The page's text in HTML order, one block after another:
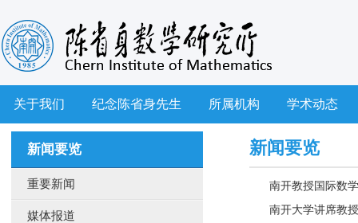
关于我们 纪念陈省身先生 所属机构 学术动态
新闻要览
重要新闻
媒体报道
新闻要览
南开教授国际数
南开大学讲席教